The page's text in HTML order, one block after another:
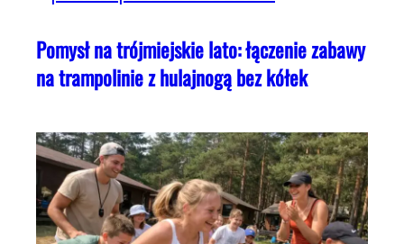
Pomysł na trójmiejskie lato: łączenie zabawy
na trampolinie z hulajnogą bez kółek